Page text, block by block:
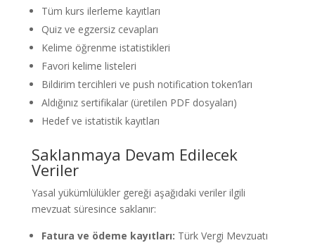
Tüm kurs ilerleme kayıtları
Quiz ve egzersiz cevapları
Kelime öğrenme istatistikleri
Favori kelime listeleri
Bildirim tercihleri ve push notification token’ları
Aldığınız sertifikalar (üretilen PDF dosyaları)
Hedef ve istatistik kayıtları
Saklanmaya Devam Edilecek
Veriler
Yasal yükümlülükler gereği aşağıdaki veriler ilgili
mevzuat süresince saklanır:
Fatura ve ödeme kayıtları: Türk Vergi Mevzuatı